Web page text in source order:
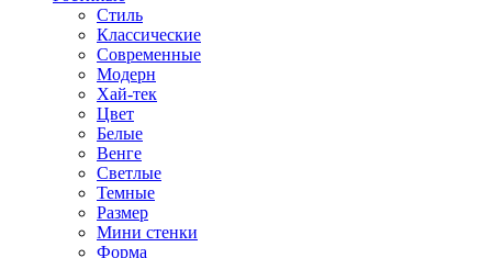
Стиль
Классические
Современные
Модерн
Хай-тек
Цвет
Белые
Венге
Светлые
Темные
Размер
Мини стенки
Форма